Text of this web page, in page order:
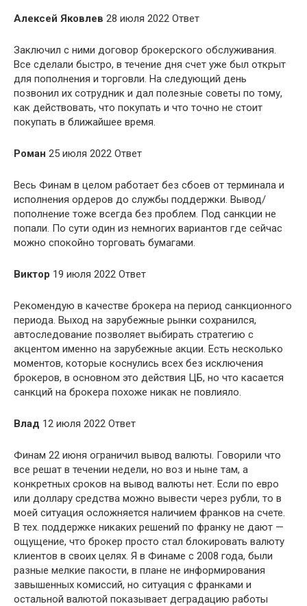
Алексей Яковлев 28 июля 2022 Ответ
Заключил с ними договор брокерского обслуживания.
Все сделали быстро, в течение дня счет уже был открыт
для пополнения и торговли. На следующий день
позвонил их сотрудник и дал полезные советы по тому,
как действовать, что покупать и что точно не стоит
покупать в ближайшее время.
Роман 25 июля 2022 Ответ
Весь Финам в целом работает без сбоев от терминала и
исполнения ордеров до службы поддержки. Вывод/
пополнение тоже всегда без проблем. Под санкции не
попали. По сути один из немногих вариантов где сейчас
можно спокойно торговать бумагами.
Виктор 19 июля 2022 Ответ
Рекомендую в качестве брокера на период санкционного
периода. Выход на зарубежные рынки сохранился,
автоследование позволяет выбирать стратегию с
акцентом именно на зарубежные акции. Есть несколько
моментов, которые коснулись всех без исключения
брокеров, в основном это действия ЦБ, но что касается
санкций на брокера похоже никак не повлияло.
Влад 12 июля 2022 Ответ
Финам 22 июня ограничил вывод валюты. Говорили что
все решат в течении недели, но воз и ныне там, а
конкретных сроков на вывод валюты нет. Если по евро
или доллару средства можно вывести через рубли, то в
моей ситуация осложняется наличием франков на счете.
В тех. поддержке никаких решений по франку не дают —
ощущение, что брокер просто стал блокировать валюту
клиентов в своих целях. Я в Финаме с 2008 года, были
разные мелкие пакости, в плане не информирования
завышенных комиссий, но ситуация с франками и
остальной валютой показывает деградацию работы